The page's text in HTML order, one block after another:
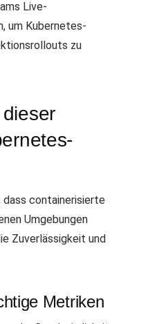
Live-
um Kubernetes-
zu
containerisierte
Umgebungen
Zuverlässigkeit und
Metriken